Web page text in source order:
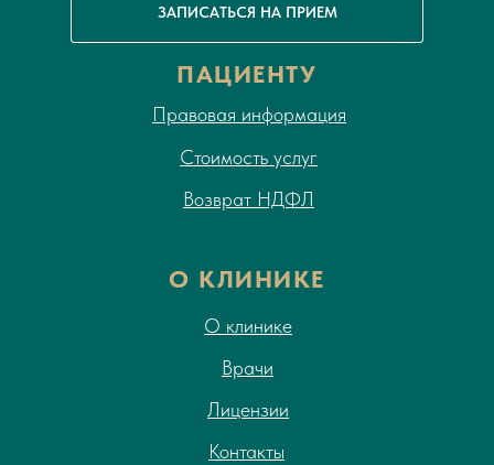
ПАЦИЕНТУ
О КЛИНИКЕ
Правовая информация
Возврат НДФЛ
Стоимость услуг
Врачи
Лицензии
О клинике
Контакты
ЗАПИСАТЬСЯ НА ПРИЕМ